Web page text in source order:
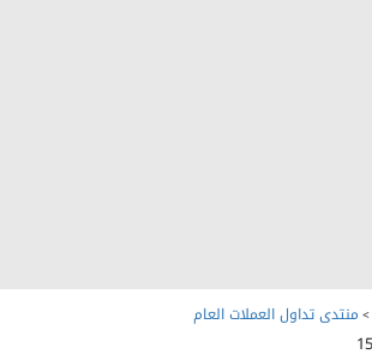
> منتدى تداول العملات العام